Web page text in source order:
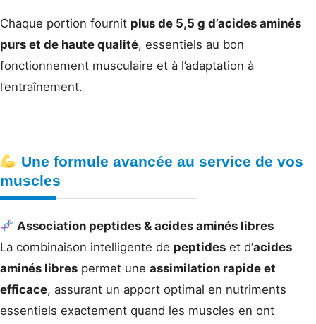
Chaque portion fournit plus de 5,5 g d’acides aminés
purs et de haute qualité, essentiels au bon
fonctionnement musculaire et à l’adaptation à
l’entraînement.
Une formule avancée au service de vos
muscles
Association peptides & acides aminés libres
La combinaison intelligente de peptides et d’acides
aminés libres permet une assimilation rapide et
efficace, assurant un apport optimal en nutriments
essentiels exactement quand les muscles en ont